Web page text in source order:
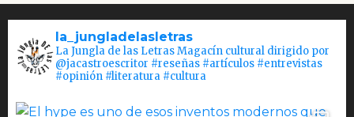
la_jungladelasletras
La Jungla de las Letras Magacín cultural dirigido por
@jacastroescritor #reseñas #artículos #entrevistas
#opinión #literatura #cultura